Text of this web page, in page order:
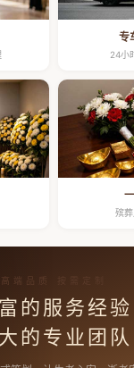
专
24小
殡
高端品质 按需定制
的服务经验
的专业团队